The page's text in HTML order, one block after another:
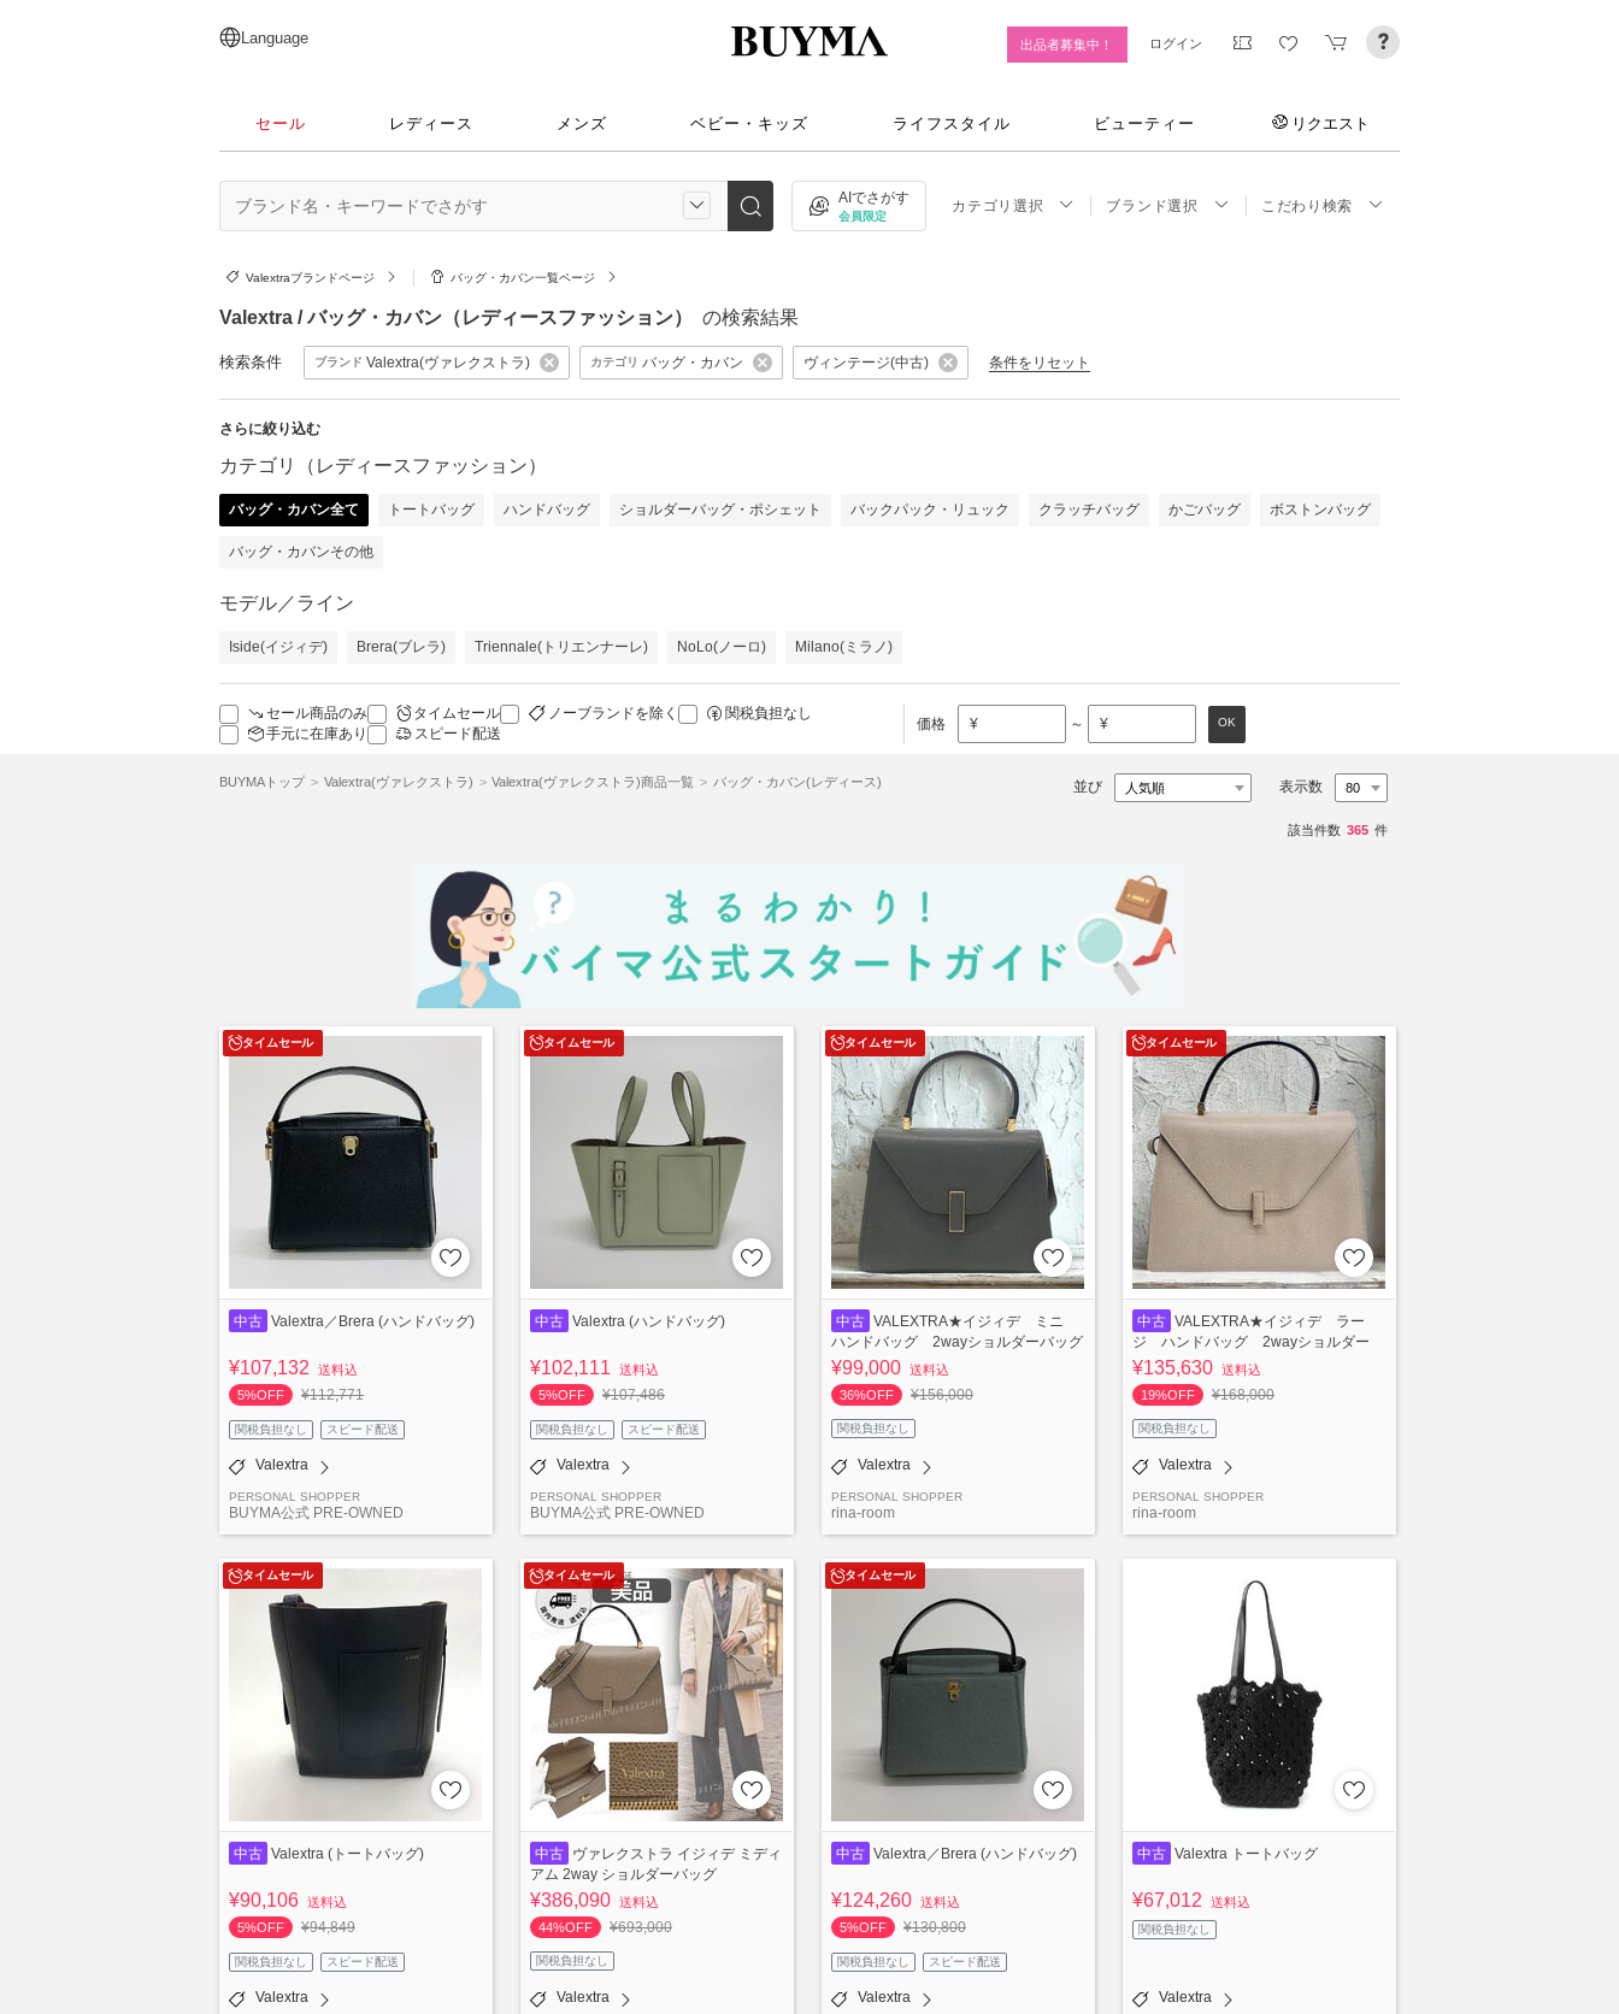
日本語
English
简体中文
繁體中文
Language 出品者募集中！ ログイン
セール レディース メンズ ベビー・キッズ ライフスタイル ビューティー リクエスト
AIでさがす
会員限定
カテゴリ選択 ブランド選択 こだわり検索
Valextraブランドページ バッグ・カバン一覧ページ
Valextra / バッグ・カバン（レディースファッション） の検索結果
検索条件 ブランド Valextra(ヴァレクストラ) カテゴリ バッグ・カバン ヴィンテージ(中古) 条件をリセット
さらに絞り込む
カテゴリ（レディースファッション）
バッグ・カバン全て トートバッグ ハンドバッグ ショルダーバッグ・ポシェット バックパック・リュック クラッチバッグ かごバッグ ボストンバッグ
バッグ・カバンその他
モデル／ライン
Iside(イジィデ) Brera(ブレラ) Triennale(トリエンナーレ) NoLo(ノーロ) Milano(ミラノ)
セール商品のみ タイムセール ノーブランドを除く
関税負担なし
手元に在庫あり
スピード配送
価格 ¥ ～ ¥ OK
BUYMAトップ Valextra(ヴァレクストラ) Valextra(ヴァレクストラ)商品一覧 バッグ・カバン(レディース) 並び 表示数
該当件数 365 件
タイムセール
中古 Valextra／Brera (ハンドバッグ)
¥107,132
送料込
5%OFF
¥112,771
関税負担なし スピード配送
Valextra
PERSONAL SHOPPER
BUYMA公式 PRE-OWNED
タイムセール
中古 Valextra (ハンドバッグ)
¥102,111
送料込
5%OFF
¥107,486
関税負担なし スピード配送
Valextra
PERSONAL SHOPPER
BUYMA公式 PRE-OWNED
タイムセール
中古 VALEXTRA★イジィデ ミニ
ハンドバッグ 2wayショルダーバッグ
¥99,000 送料込
36%OFF
¥156,000
関税負担なし
Valextra
PERSONAL SHOPPER
rina-room
タイムセール
中古 VALEXTRA★イジィデ ラー
ジ ハンドバッグ 2wayショルダー
¥135,630 送料込
19%OFF
¥168,000
関税負担なし
Valextra
PERSONAL SHOPPER
rina-room
タイムセール
中古 Valextra (トートバッグ)
¥90,106 送料込
5%OFF
¥94,849
関税負担なし スピード配送
Valextra
タイムセール
中古
ヴァレクストラ イジィデ ミディ
アム 2way ショルダーバッグ
¥386,090 送料込
44%OFF
¥693,000
関税負担なし
Valextra
タイムセール
中古 Valextra／Brera (ハンドバッグ)
¥124,260 送料込
5%OFF
¥130,800
関税負担なし スピード配送
Valextra
中古 Valextra トートバッグ
¥67,012 送料込
関税負担なし
Valextra